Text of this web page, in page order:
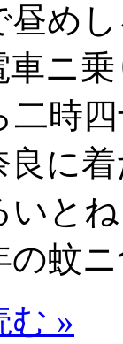
昼め
車ニ
二時
良に
とね
の蚊
む »